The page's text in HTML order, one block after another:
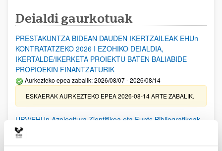
Deialdi gaurkotuak
PRESTAKUNTZA BIDEAN DAUDEN IKERTZAILEAK EHUn
KONTRATATZEKO 2026 I EZOHIKO DEIALDIA,
IKERTALDE/IKERKETA PROIEKTU BATEN BALIABIDE
PROPIOEKIN FINANTZATURIK
Aurkezteko epea zabalik: 2026/08/07 - 2026/08/14
ESKAERAK AURKEZTEKO EPEA 2026-08-14 ARTE ZABALIK.
UPV/EHUn Azpiegitura Zientifikoa eta Funts Bibliografikoak
erosi eta berritzeko laguntzak 2026